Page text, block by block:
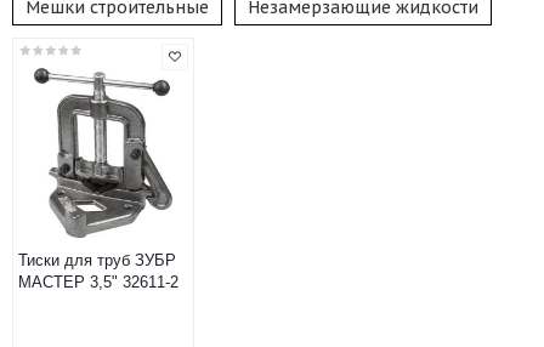
Мешки строительные Незамерзающие жидкости
Тиски для труб ЗУБР
МАСТЕР 3,5" 32611-2